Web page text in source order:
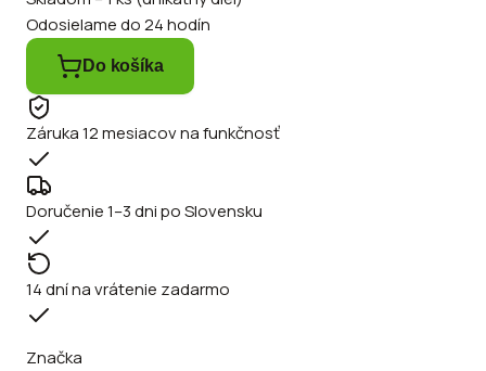
Odosielame do 24 hodín
Do košíka
Záruka 12 mesiacov na funkčnosť
Doručenie 1–3 dni po Slovensku
14 dní na vrátenie zadarmo
Značka